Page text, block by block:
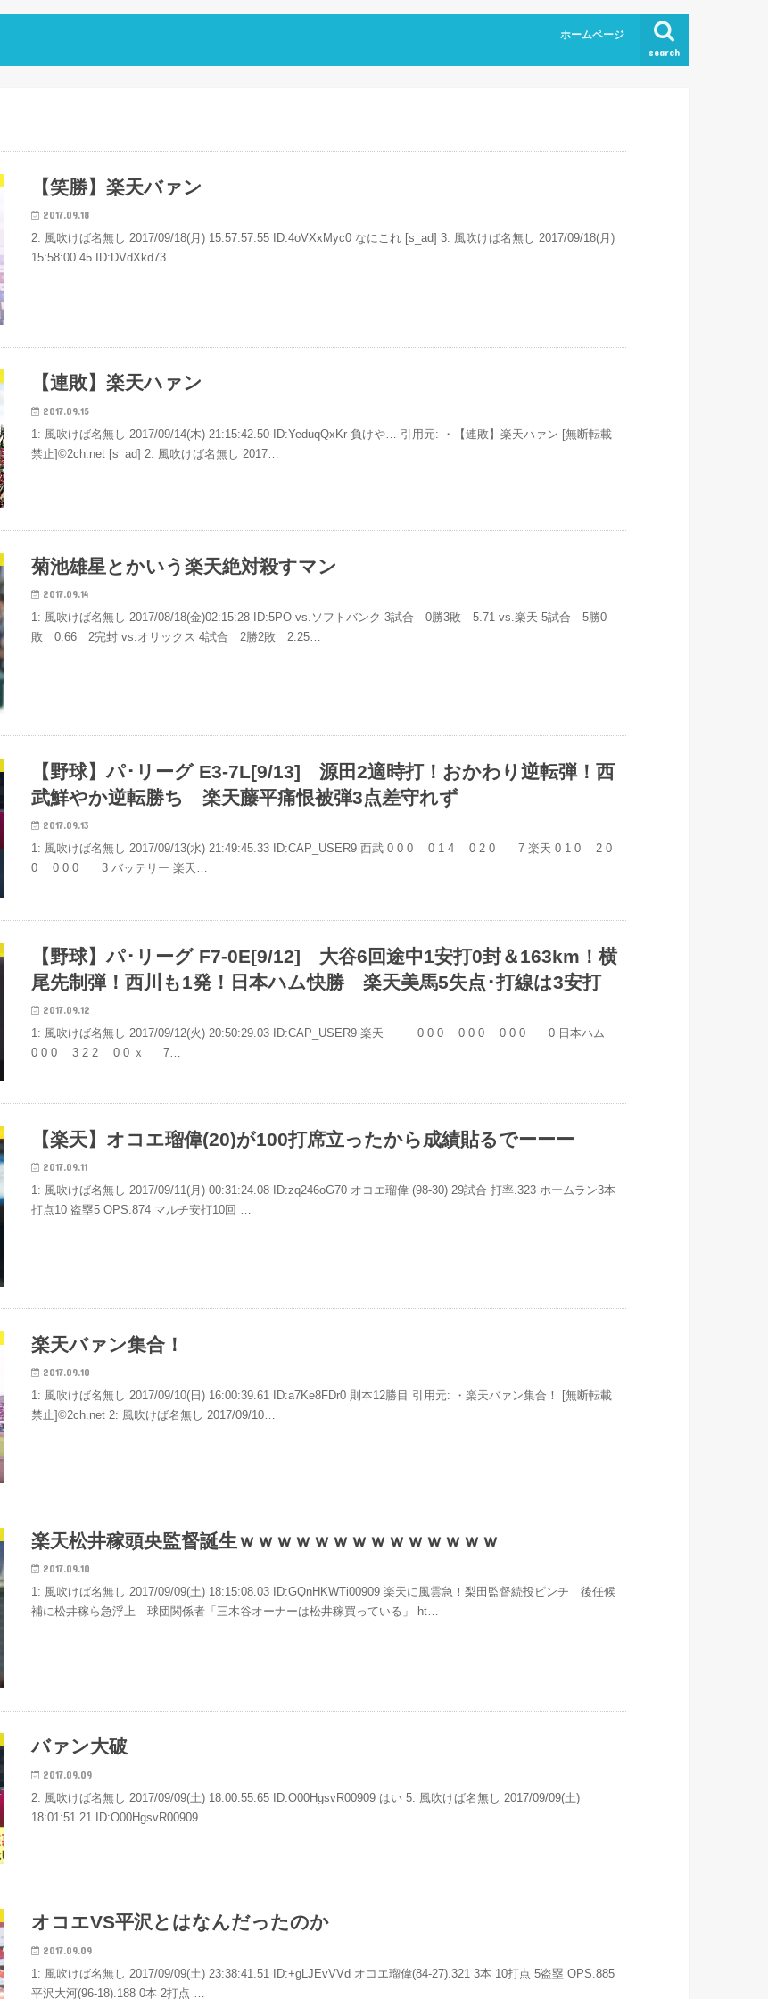
search
ホームページ
【笑勝】楽天バァン
2017.09.18
2: 風吹けば名無し 2017/09/18(月) 15:57:57.55 ID:4oVXxMyc0 なにこれ [s_ad] 3: 風吹けば名無し 2017/09/18(月)
15:58:00.45 ID:DVdXkd73…
【連敗】楽天ハァン
2017.09.15
1: 風吹けば名無し 2017/09/14(木) 21:15:42.50 ID:YeduqQxKr 負けや… 引用元: ・【連敗】楽天ハァン [無断転載
禁止]©2ch.net [s_ad] 2: 風吹けば名無し 2017…
菊池雄星とかいう楽天絶対殺すマン
2017.09.14
1: 風吹けば名無し 2017/08/18(金)02:15:28 ID:5PO vs.ソフトバンク 3試合 0勝3敗 5.71 vs.楽天 5試合 5勝0
敗 0.66 2完封 vs.オリックス 4試合 2勝2敗 2.25…
【野球】パ･リーグ E3-7L[9/13] 源田2適時打！おかわり逆転弾！西
武鮮やか逆転勝ち 楽天藤平痛恨被弾3点差守れず
2017.09.13
1: 風吹けば名無し 2017/09/13(水) 21:49:45.33 ID:CAP_USER9 西武 0 0 0 0 1 4 0 2 0 7 楽天 0 1 0 2 0
0 0 0 0 3 バッテリー 楽天…
【野球】パ･リーグ F7-0E[9/12] 大谷6回途中1安打0封＆163km！横
尾先制弾！西川も1発！日本ハム快勝 楽天美馬5失点･打線は3安打
2017.09.12
1: 風吹けば名無し 2017/09/12(火) 20:50:29.03 ID:CAP_USER9 楽天 0 0 0 0 0 0 0 0 0 0 日本ハム
0 0 0 3 2 2 0 0 ｘ 7…
【楽天】オコエ瑠偉(20)が100打席立ったから成績貼るでーーー
2017.09.11
1: 風吹けば名無し 2017/09/11(月) 00:31:24.08 ID:zq246oG70 オコエ瑠偉 (98-30) 29試合 打率.323 ホームラン3本
打点10 盗塁5 OPS.874 マルチ安打10回 …
楽天バァン集合！
2017.09.10
1: 風吹けば名無し 2017/09/10(日) 16:00:39.61 ID:a7Ke8FDr0 則本12勝目 引用元: ・楽天バァン集合！ [無断転載
禁止]©2ch.net 2: 風吹けば名無し 2017/09/10…
楽天松井稼頭央監督誕生ｗｗｗｗｗｗｗｗｗｗｗｗｗｗ
2017.09.10
1: 風吹けば名無し 2017/09/09(土) 18:15:08.03 ID:GQnHKWTi00909 楽天に風雲急！梨田監督続投ピンチ 後任候
補に松井稼ら急浮上 球団関係者「三木谷オーナーは松井稼買っている」 ht…
バァン大破
2017.09.09
2: 風吹けば名無し 2017/09/09(土) 18:00:55.65 ID:O00HgsvR00909 はい 5: 風吹けば名無し 2017/09/09(土)
18:01:51.21 ID:O00HgsvR00909…
オコエVS平沢とはなんだったのか
2017.09.09
1: 風吹けば名無し 2017/09/09(土) 23:38:41.51 ID:+gLJEvVVd オコエ瑠偉(84-27).321 3本 10打点 5盗塁 OPS.885
平沢大河(96-18).188 0本 2打点 …